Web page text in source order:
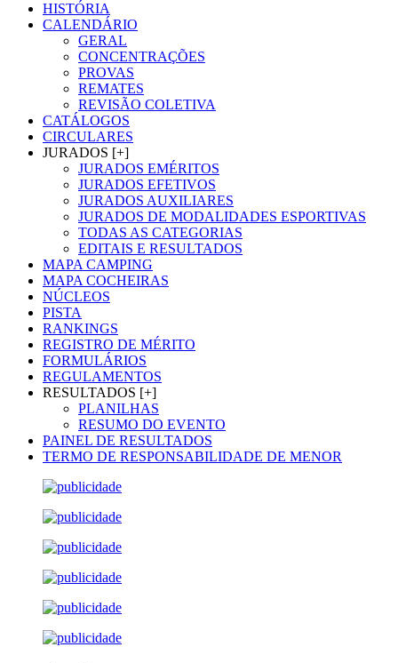
HISTÓRIA
CALENDÁRIO
GERAL
CONCENTRAÇÕES
PROVAS
REMATES
REVISÃO COLETIVA
CATÁLOGOS
CIRCULARES
JURADOS [+]
JURADOS EMÉRITOS
JURADOS EFETIVOS
JURADOS AUXILIARES
JURADOS DE MODALIDADES ESPORTIVAS
TODAS AS CATEGORIAS
EDITAIS E RESULTADOS
MAPA CAMPING
MAPA COCHEIRAS
NÚCLEOS
PISTA
RANKINGS
REGISTRO DE MÉRITO
FORMULÁRIOS
REGULAMENTOS
RESULTADOS [+]
PLANILHAS
RESUMO DO EVENTO
PAINEL DE RESULTADOS
TERMO DE RESPONSABILIDADE DE MENOR